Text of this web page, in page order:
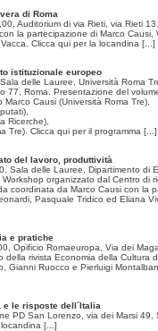
di Roma
Auditorium di via Rieti, via Rieti
la partecipazione di Marco Causi,
Clicca qui per la locandina [...]
istituzionale europeo
delle Lauree, Università Roma
77, Roma. Presentazione del
Causi (Università Roma Tre),
Ricerche),
Tre). Clicca qui per il programma [...]
del lavoro, produttività
Sala delle Lauree, Dipartimento di
Workshop organizzato dal Centro di
coordinata da Marco Causi con la
Pasquale Tridico ed Eliana
e pratiche
Opificio Romaeuropa, Via dei
della rivista Economia della Cultura
Gianni Ruocco e Pierluigi
le risposte dell´Italia
PD San Lorenzo, via dei Marsi 49,
[...]